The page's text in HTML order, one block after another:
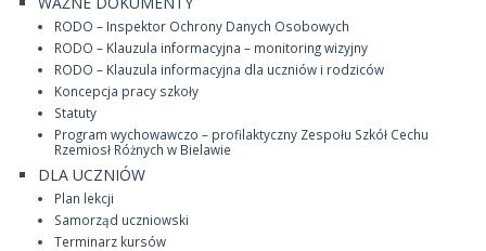
RODO – Inspektor Ochrony Danych Osobowych
RODO – Klauzula informacyjna – monitoring wizyjny
RODO – Klauzula informacyjna dla uczniów i rodziców
Koncepcja pracy szkoły
Statuty
Program wychowawczo – profilaktyczny Zespołu Szkół Cechu
Rzemiosł Różnych w Bielawie
DLA UCZNIÓW
Plan lekcji
Samorząd uczniowski
Terminarz kursów